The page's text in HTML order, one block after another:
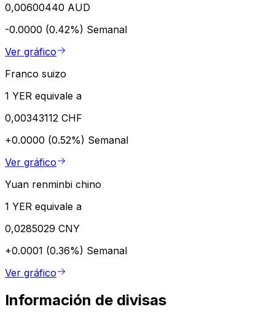
0,00600440 AUD
-0.0000 (0.42%) Semanal
Ver gráfico
Franco suizo
1 YER equivale a
0,00343112 CHF
+0.0000 (0.52%) Semanal
Ver gráfico
Yuan renminbi chino
1 YER equivale a
0,0285029 CNY
+0.0001 (0.36%) Semanal
Ver gráfico
Información de divisas